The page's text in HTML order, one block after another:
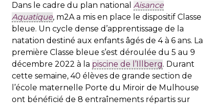
Dans le cadre du plan national Aisance
Aquatique, m2A a mis en place le dispositif Classe
bleue. Un cycle dense d’apprentissage de la
natation destiné aux enfants âgés de 4 à 6 ans. La
première Classe bleue s’est déroulée du 5 au 9
décembre 2022 à la piscine de l’Illberg. Durant
cette semaine, 40 élèves de grande section de
l’école maternelle Porte du Miroir de Mulhouse
ont bénéficié de 8 entraînements répartis sur